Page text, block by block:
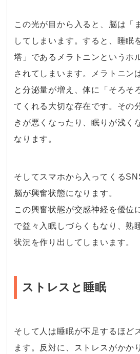
この光が目から入ると、脳は「
してしまいます。すると、睡眠
塔」であるメラトニンというホ
されてしまいます。メラトニン
と分泌量が増え、体に「そろそ
てくれる大切な存在です。その
きが悪くなったり、眠りが浅く
なります。
そしてスマホから入ってくる
脳が興奮状態になります。
この興奮状態が交感神経を優位
で益々入眠しづらくもなり、熟
状況を作り出してしまいます。
ストレスと睡眠
そして人は 睡眠が不足するほど
ます。 反対に、ストレスがかか